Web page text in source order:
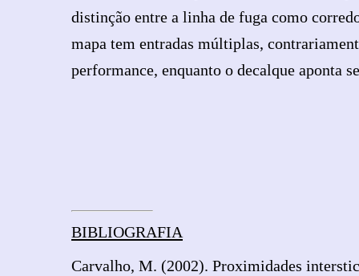
distinção entre a linha de fuga como
mapa tem entradas múltiplas,
performance, enquanto o decalque aponta
BIBLIOGRAFIA
Carvalho, M. (2002). Proximidades